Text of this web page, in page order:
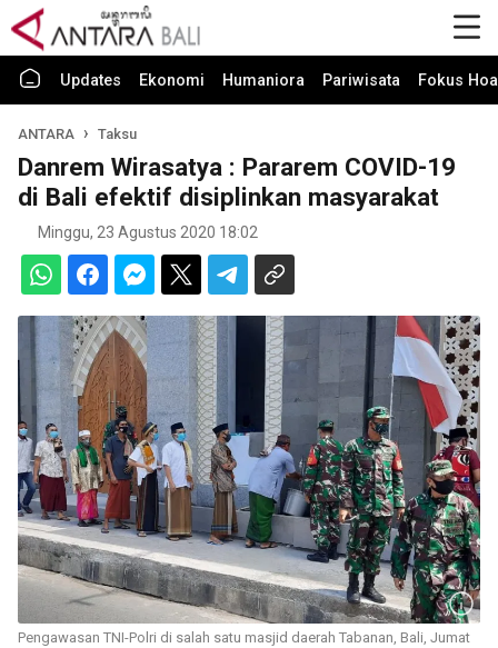
Updates Ekonomi Humaniora Pariwisata Fokus
ANTARA Taksu
Danrem Wirasatya : Pararem COVID-19
di Bali efektif disiplinkan masyarakat
Minggu, 23 Agustus 2020 18:02
Pengawasan TNI-Polri di salah satu masjid daerah Tabanan, Bali, Jumat